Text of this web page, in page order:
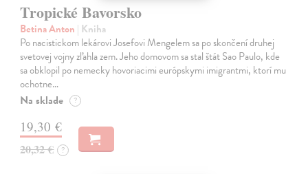
Tropické Bavorsko
Betina Anton | Kniha
Po nacistickom lekárovi Josefovi Mengelem sa po skončení druhej
svetovej vojny zľahla zem. Jeho domovom sa stal štát Sao Paulo, kde
sa obklopil po nemecky hovoriacimi európskymi imigrantmi, ktorí mu
ochotne…
Na sklade ?
19,30 €
20,32 € ?